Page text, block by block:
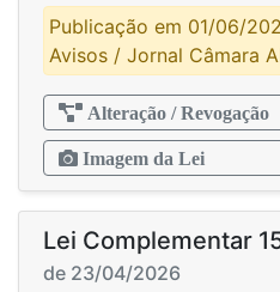
Publicação em 01/06/
Avisos / Jornal Câmara
Alteração / Revogação
Imagem da Lei
Lei Complementar
de 23/04/2026